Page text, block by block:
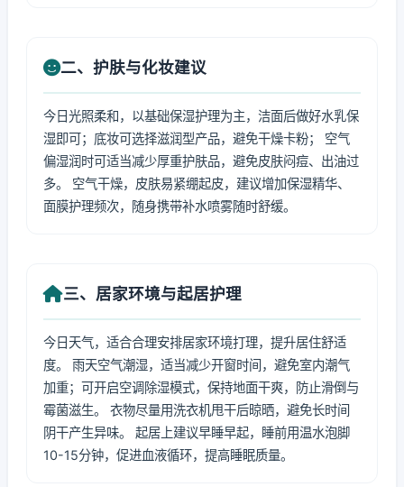
二、护肤与化妆建议
今日光照柔和，以基础保湿护理为主，洁面后做好水乳保
湿即可；底妆可选择滋润型产品，避免干燥卡粉； 空气
偏湿润时可适当减少厚重护肤品，避免皮肤闷痘、出油过
多。 空气干燥，皮肤易紧绷起皮，建议增加保湿精华、
面膜护理频次，随身携带补水喷雾随时舒缓。
三、居家环境与起居护理
今日天气，适合合理安排居家环境打理，提升居住舒适
度。 雨天空气潮湿，适当减少开窗时间，避免室内潮气
加重；可开启空调除湿模式，保持地面干爽，防止滑倒与
霉菌滋生。 衣物尽量用洗衣机甩干后晾晒，避免长时间
阴干产生异味。 起居上建议早睡早起，睡前用温水泡脚
10-15分钟，促进血液循环，提高睡眠质量。